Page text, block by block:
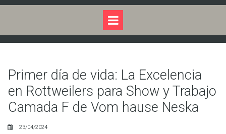
Primer día de vida: La Excelencia
en Rottweilers para Show y Trabajo
Camada F de Vom hause Neska
23/04/2024